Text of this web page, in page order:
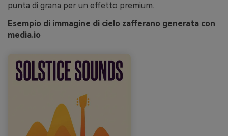
punta di grana per un effetto premium.
Esempio di immagine di cielo zafferano generata con
media.io